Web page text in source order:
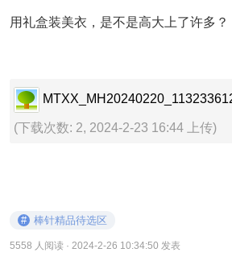
用礼盒装美衣，是不是高大上了许多？
(下载次数: 2, 2024-2-23 16:44 上传)
# 棒针精品待选区
5558 人阅读 · 2024-2-26 10:34:50 发表